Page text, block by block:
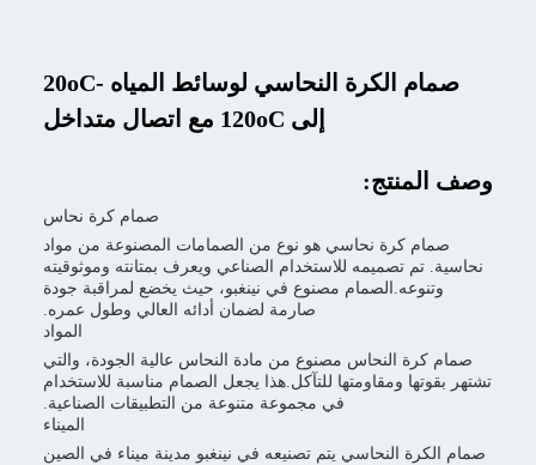
صمام الكرة النحاسي لوسائط المياه -20oC
إلى 120oC مع اتصال متداخل
وصف المنتج:
صمام كرة نحاس
صمام كرة نحاسي هو نوع من الصمامات المصنوعة من مواد
نحاسية. تم تصميمه للاستخدام الصناعي ويعرف بمتانته وموثوقيته
وتنوعه.الصمام مصنوع في نينغبو، حيث يخضع لمراقبة جودة
صارمة لضمان أدائه العالي وطول عمره.
المواد
صمام كرة النحاس مصنوع من مادة النحاس عالية الجودة، والتي
تشتهر بقوتها ومقاومتها للتآكل.هذا يجعل الصمام مناسبة للاستخدام
في مجموعة متنوعة من التطبيقات الصناعية.
الميناء
صمام الكرة النحاسي يتم تصنيعه في نينغبو مدينة ميناء في الصين